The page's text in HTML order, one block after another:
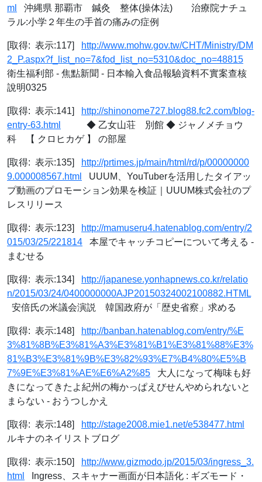
ml
沖縄県 那覇市 鍼灸 整体(操体法) 治療院ナチュ
ラル:小学２年生の手首の痛みの症例
[取得: 表示:117]
http://www.mohw.gov.tw/CHT/Ministry/DM
2_P.aspx?f_list_no=7&fod_list_no=5310&doc_no=48815
衛生福利部 - 焦點新聞 - 日本輸入食品報驗資料不實案查核
說明0325
[取得: 表示:141]
http://shinonome727.blog88.fc2.com/blog-
entry-63.html
◆ 乙女山荘 別館 ◆ ジャノメチョウ
科 【 クロヒカゲ 】 の部屋
[取得: 表示:135]
http://prtimes.jp/main/html/rd/p/00000000
9.000008567.html
UUUM、YouTuberを活用したタイアッ
プ動画のプロモーション効果を検証｜UUUM株式会社のプ
レスリリース
[取得: 表示:123]
http://mamuseru4.hatenablog.com/entry/2
015/03/25/221814 本屋でキャッチコピーについて考える -
まむせる
[取得: 表示:134]
http://japanese.yonhapnews.co.kr/relatio
n/2015/03/24/0400000000AJP20150324002100882.HTML
安倍氏の米議会演説 韓国政府が「歴史省察」求める
[取得: 表示:148]
http://banban.hatenablog.com/entry/%E
3%81%8B%E3%81%A3%E3%81%B1%E3%81%88%E3%
81%B3%E3%81%9B%E3%82%93%E7%B4%80%E5%B
7%9E%E3%81%AE%E6%A2%85 大人になって梅味も好
きになってきたよ紀州の梅かっぱえびせんやめられないと
まらない - おうつしかえ
[取得: 表示:148]
http://stage2008.mie1.net/e538477.html
ルキナのネイリストブログ
[取得: 表示:150]
http://www.gizmodo.jp/2015/03/ingress_3.
html
Ingress、スキャナー画面が日本語化 : ギズモード・